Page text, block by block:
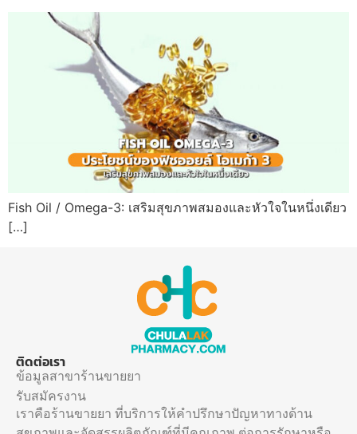
Fish Oil / Omega-3: เสริมสุขภาพสมองและหัวใจในหนึ่งเดียว
[…]
ติดต่อเรา
ข้อมูลสาขาร้านขายยา
รับสมัครงาน
เราคือร้านขายยา ที่บริการให้คำปรึกษาปัญหาทางด้าน